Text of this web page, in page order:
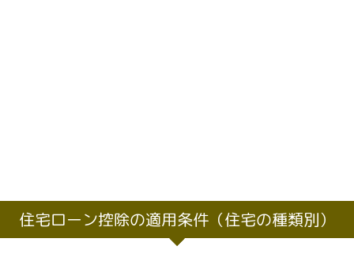
住宅ローン控除の適用条件（住宅の種類別）